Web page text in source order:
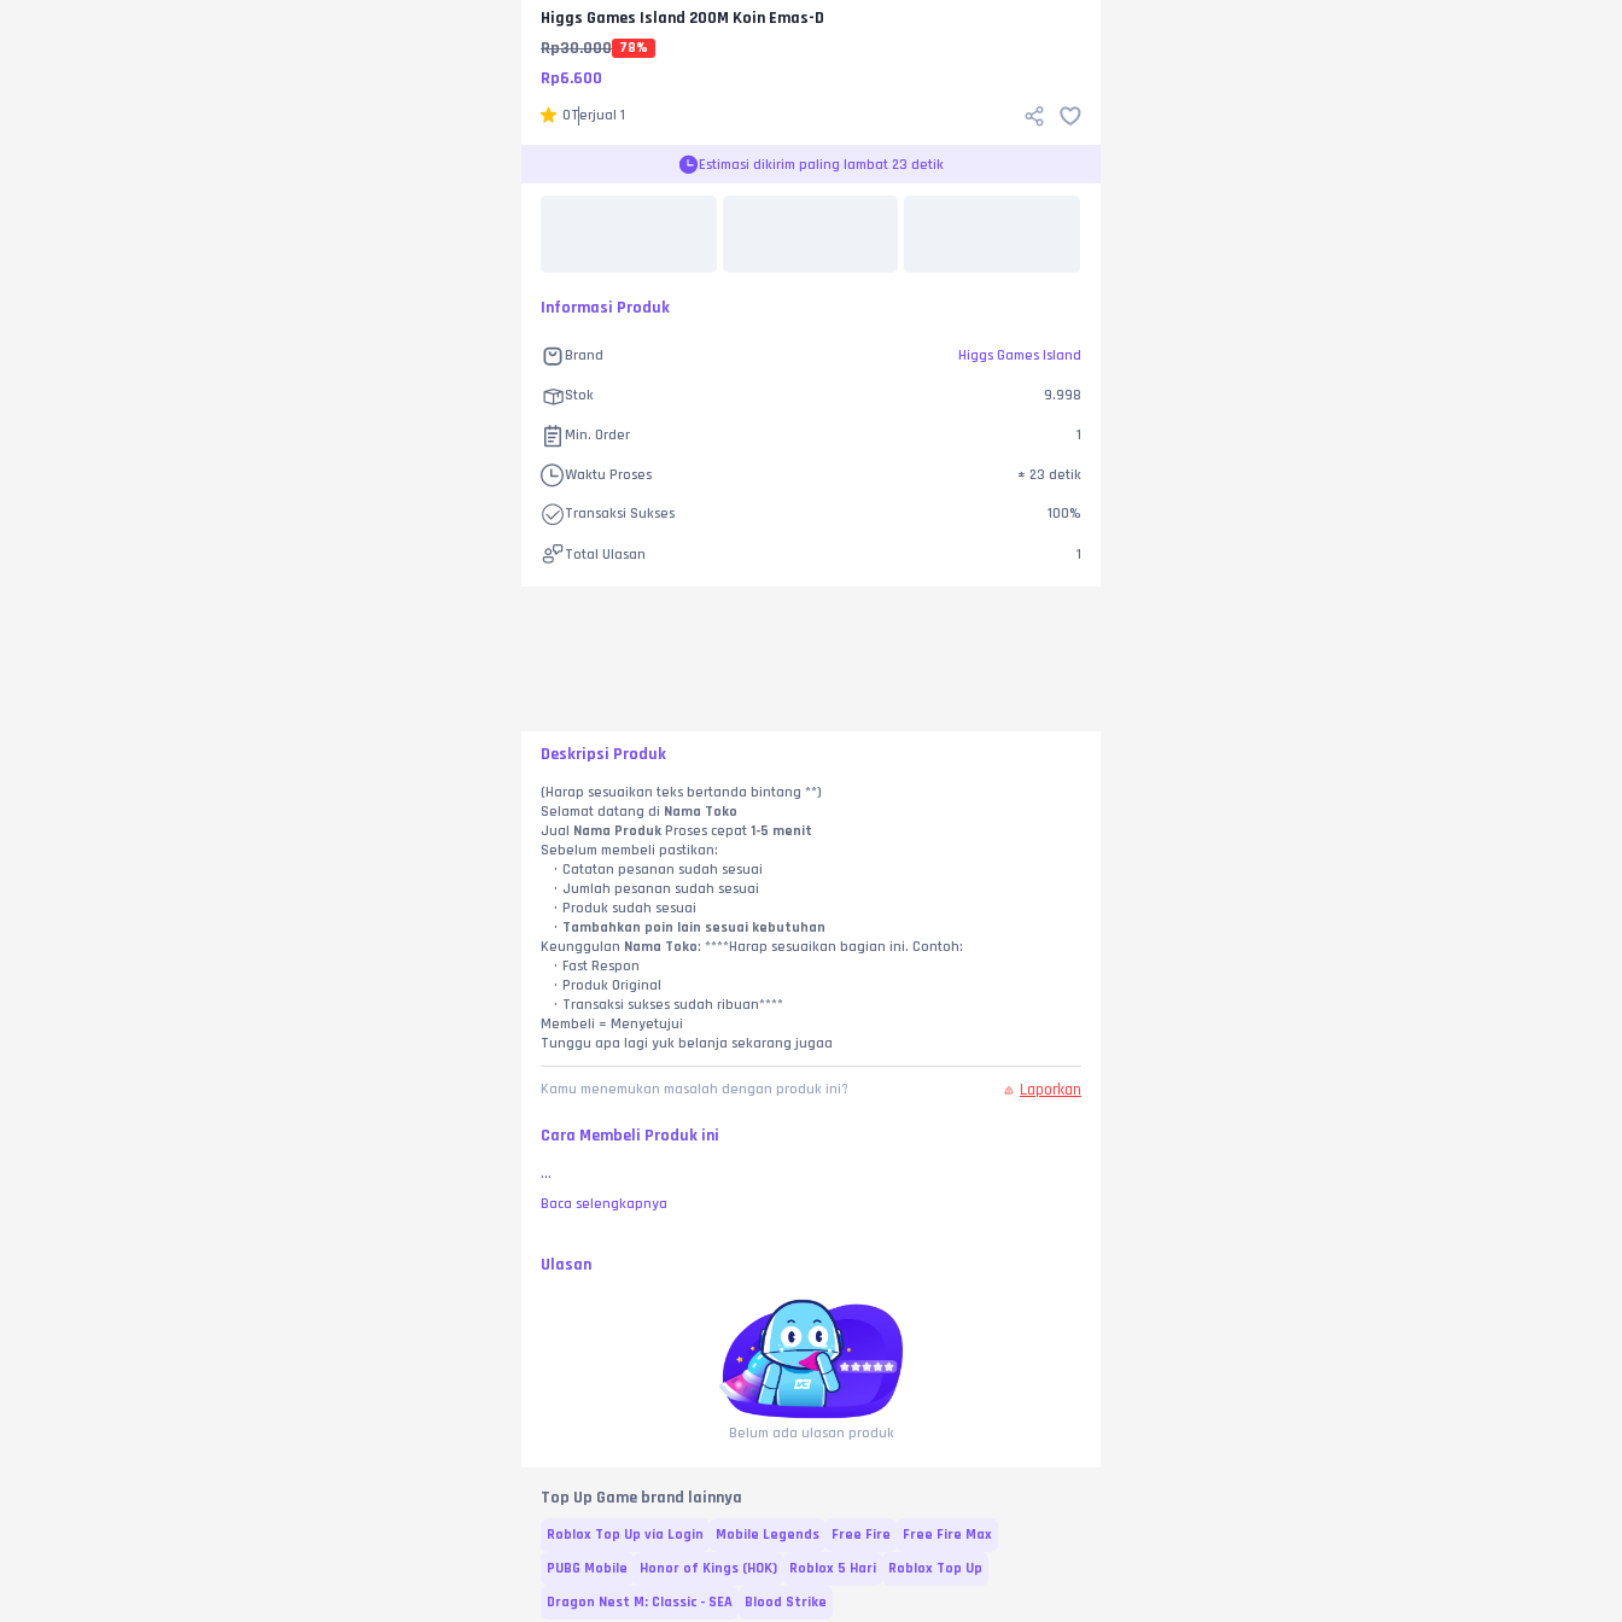
Higgs Games Island 200M Koin Emas-D
Rp30.000 78%
Rp6.600
0Terjual 1
Estimasi dikirim paling lambat 23 detik
Informasi Produk
Brand Higgs Games Island
Stok 9.998
Min. Order 1
Waktu Proses ± 23 detik
Transaksi Sukses 100%
Total Ulasan 1
Deskripsi Produk
(Harap sesuaikan teks bertanda bintang **)
Selamat datang di Nama Toko
Jual Nama Produk Proses cepat 1-5 menit
Sebelum membeli pastikan:
Catatan pesanan sudah sesuai
Jumlah pesanan sudah sesuai
Produk sudah sesuai
Tambahkan poin lain sesuai kebutuhan
Keunggulan Nama Toko: ****Harap sesuaikan bagian ini. Contoh:
Fast Respon
Produk Original
Transaksi sukses sudah ribuan****
Membeli = Menyetujui
Tunggu apa lagi yuk belanja sekarang jugaa
Kamu menemukan masalah dengan produk ini? Laporkan
Cara Membeli Produk ini
...
Baca selengkapnya
Ulasan
Belum ada ulasan produk
Top Up Game brand lainnya
Roblox Top Up via Login Mobile Legends Free Fire
Free Fire Max
PUBG Mobile
Honor of Kings (HOK) Roblox 5 Hari
Roblox Top Up
Dragon Nest M: Classic - SEA
Blood Strike